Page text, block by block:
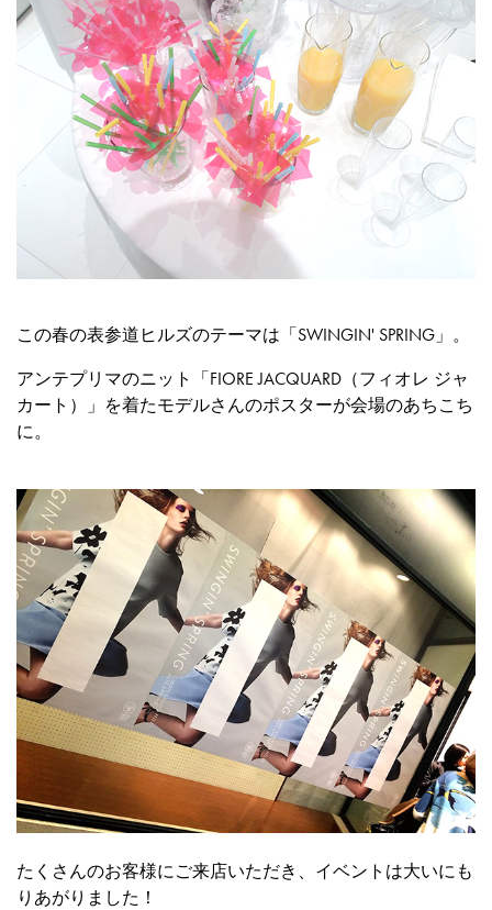
この春の表参道ヒルズのテーマは「SWINGIN' SPRING」。
アンテプリマのニット「FIORE JACQUARD（フィオレ ジャ
カート）」を着たモデルさんのポスターが会場のあちこち
に。
たくさんのお客様にご来店いただき、イベントは大いにも
りあがりました！